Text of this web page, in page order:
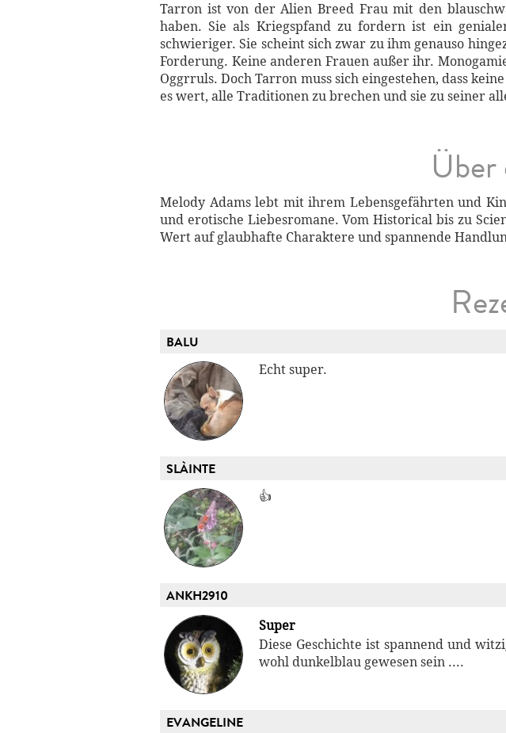
Tarron ist von der Alien Breed Frau mit den
haben. Sie als Kriegspfand zu fordern ist ein
schwieriger. Sie scheint sich zwar zu ihm genauso
Forderung. Keine anderen Frauen außer ihr.
Oggrruls. Doch Tarron muss sich eingestehen, dass
es wert, alle Traditionen zu brechen und sie zu seiner
Melody Adams lebt mit ihrem Lebensgefährten und
und erotische Liebesromane. Vom Historical bis zu
Wert auf glaubhafte Charaktere und spannende
BALU
Echt super.
SLÀINTE
👍
ANKH2910
Super
Diese Geschichte ist spannend und
wohl dunkelblau gewesen sein ....
EVANGELINE